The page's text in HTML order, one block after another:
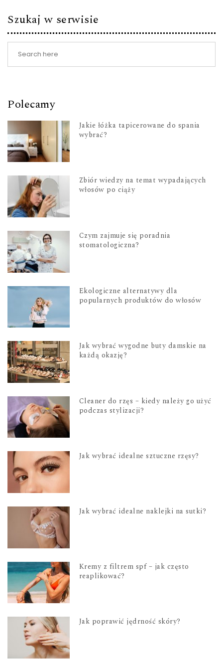
Szukaj w serwisie
Polecamy
Jakie łóżka tapicerowane do spania
wybrać?
Zbiór wiedzy na temat wypadających
włosów po ciąży
Czym zajmuje się poradnia
stomatologiczna?
Ekologiczne alternatywy dla
popularnych produktów do włosów
Jak wybrać wygodne buty damskie na
każdą okazję?
Cleaner do rzęs – kiedy należy go użyć
podczas stylizacji?
Jak wybrać idealne sztuczne rzęsy?
Jak wybrać idealne naklejki na sutki?
Kremy z filtrem spf – jak często
reaplikować?
Jak poprawić jędrność skóry?